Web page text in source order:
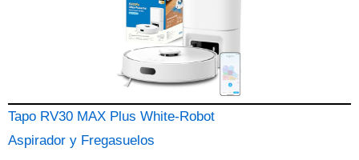
Tapo RV30 MAX Plus White-Robot
Aspirador y Fregasuelos